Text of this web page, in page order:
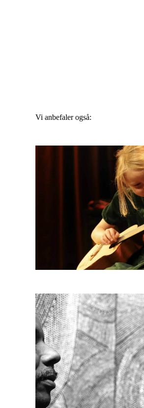
Vi anbefaler også: